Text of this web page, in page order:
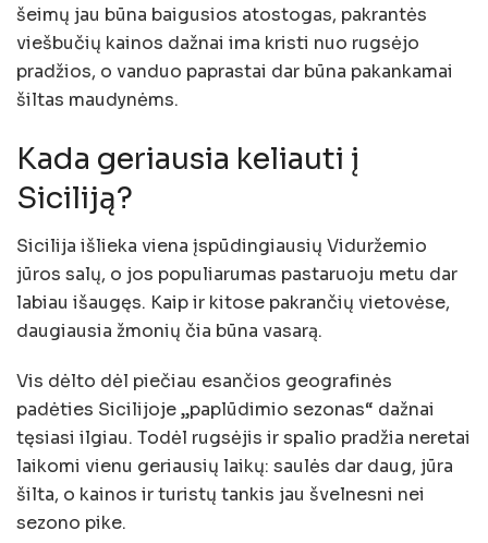
šeimų jau būna baigusios atostogas, pakrantės
viešbučių kainos dažnai ima kristi nuo rugsėjo
pradžios, o vanduo paprastai dar būna pakankamai
šiltas maudynėms.
Kada geriausia keliauti į
Siciliją?
Sicilija išlieka viena įspūdingiausių Viduržemio
jūros salų, o jos populiarumas pastaruoju metu dar
labiau išaugęs. Kaip ir kitose pakrančių vietovėse,
daugiausia žmonių čia būna vasarą.
Vis dėlto dėl piečiau esančios geografinės
padėties Sicilijoje „paplūdimio sezonas“ dažnai
tęsiasi ilgiau. Todėl rugsėjis ir spalio pradžia neretai
laikomi vienu geriausių laikų: saulės dar daug, jūra
šilta, o kainos ir turistų tankis jau švelnesni nei
sezono pike.